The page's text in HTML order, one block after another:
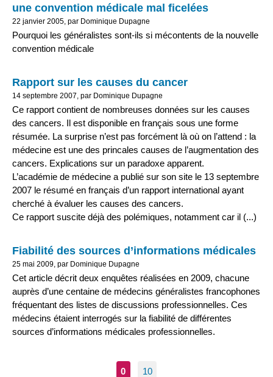
une convention médicale mal ficelées
22 janvier 2005, par Dominique Dupagne
Pourquoi les généralistes sont-ils si mécontents de la nouvelle
convention médicale
Rapport sur les causes du cancer
14 septembre 2007, par Dominique Dupagne
Ce rapport contient de nombreuses données sur les causes
des cancers. Il est disponible en français sous une forme
résumée. La surprise n’est pas forcément là où on l’attend : la
médecine est une des princales causes de l’augmentation des
cancers. Explications sur un paradoxe apparent.
L’académie de médecine a publié sur son site le 13 septembre
2007 le résumé en français d’un rapport international ayant
cherché à évaluer les causes des cancers.
Ce rapport suscite déjà des polémiques, notamment car il (...)
Fiabilité des sources d’informations médicales
25 mai 2009, par Dominique Dupagne
Cet article décrit deux enquêtes réalisées en 2009, chacune
auprès d’une centaine de médecins généralistes francophones
fréquentant des listes de discussions professionnelles. Ces
médecins étaient interrogés sur la fiabilité de différentes
sources d’informations médicales professionnelles.
0 10